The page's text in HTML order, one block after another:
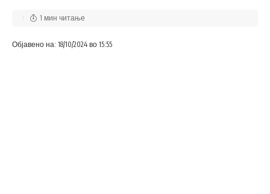
Објавено на: 18/10/2024 во 15:55
1 мин читање